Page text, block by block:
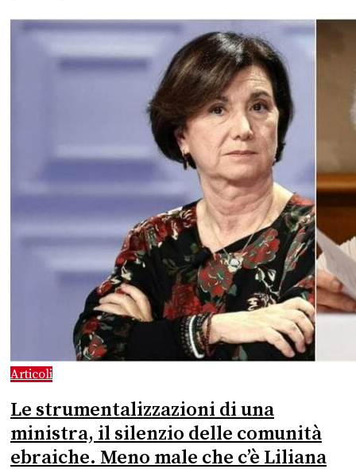
Articoli
Le strumentalizzazioni di una
ministra, il silenzio delle comunità
ebraiche. Meno male che c’è Liliana